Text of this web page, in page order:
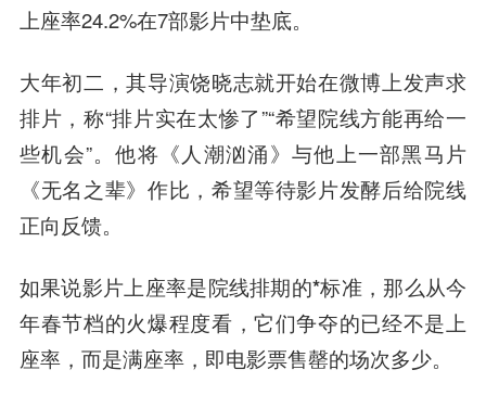
上座率24.2%在7部影片中垫底。
大年初二，其导演饶晓志就开始在微博上发声求
排片，称“排片实在太惨了”“希望院线方能再给一
些机会”。他将《人潮汹涌》与他上一部黑马片
《无名之辈》作比，希望等待影片发酵后给院线
正向反馈。
如果说影片上座率是院线排期的*标准，那么从今
年春节档的火爆程度看，它们争夺的已经不是上
座率，而是满座率，即电影票售罄的场次多少。